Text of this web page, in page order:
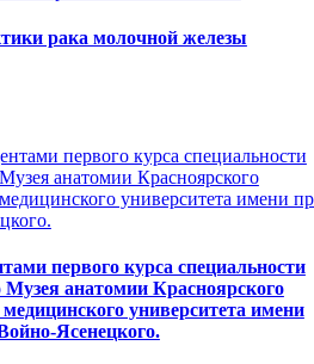
рака молочной железы
первого курса специальности
Музея анатомии Красноярского
медицинского университета имени
Ясенецкого.